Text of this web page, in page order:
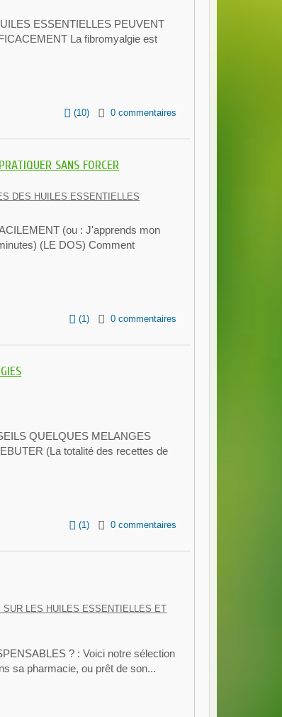
ESSENTIELLES PEUVENT
La fibromyalgie est
(10) 0 commentaires
SANS FORCER
DES HUILES ESSENTIELLES
(ou : J'apprends mon
(LE DOS) Comment
(1) 0 commentaires
QUELQUES MELANGES
(La totalité des recettes de
(1) 0 commentaires
SUR LES HUILES ESSENTIELLES ET
? : Voici notre sélection
sa pharmacie, ou prêt de son...